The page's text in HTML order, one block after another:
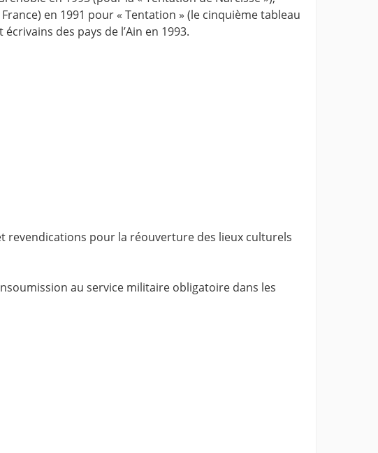
en 1991 pour « Tentation » (le cinquième tableau
des pays de l’Ain en 1993.
revendications pour la réouverture des lieux culturels
au service militaire obligatoire dans les